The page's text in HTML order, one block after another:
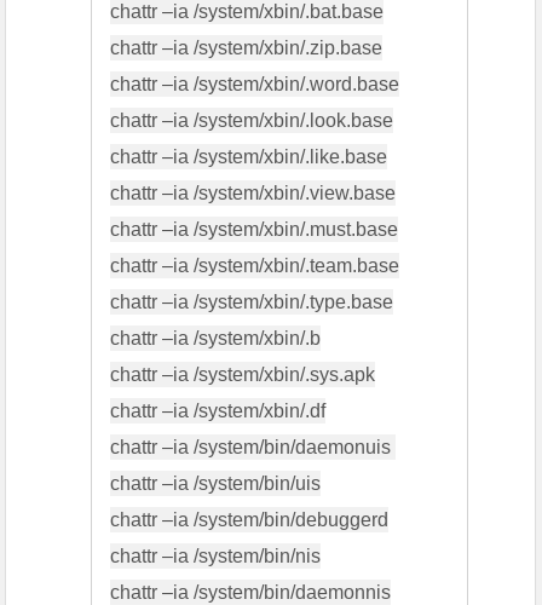
chattr –ia /system/xbin/.bat.base
chattr –ia /system/xbin/.zip.base
chattr –ia /system/xbin/.word.base
chattr –ia /system/xbin/.look.base
chattr –ia /system/xbin/.like.base
chattr –ia /system/xbin/.view.base
chattr –ia /system/xbin/.must.base
chattr –ia /system/xbin/.team.base
chattr –ia /system/xbin/.type.base
chattr –ia /system/xbin/.b
chattr –ia /system/xbin/.sys.apk
chattr –ia /system/xbin/.df
chattr –ia /system/bin/daemonuis
chattr –ia /system/bin/uis
chattr –ia /system/bin/debuggerd
chattr –ia /system/bin/nis
chattr –ia /system/bin/daemonnis